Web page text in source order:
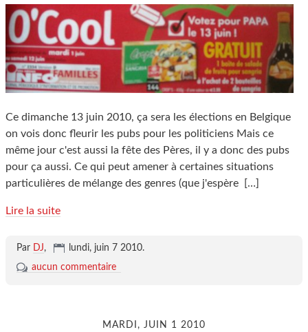
Ce dimanche 13 juin 2010, ça sera les élections en Belgique
on vois donc fleurir les pubs pour les politiciens Mais ce
même jour c'est aussi la fête des Pères, il y a donc des pubs
pour ça aussi. Ce qui peut amener à certaines situations
particulières de mélange des genres (que j'espère
[…]
Lire la suite
Par DJ, lundi, juin 7 2010.
aucun commentaire
MARDI, JUIN 1 2010